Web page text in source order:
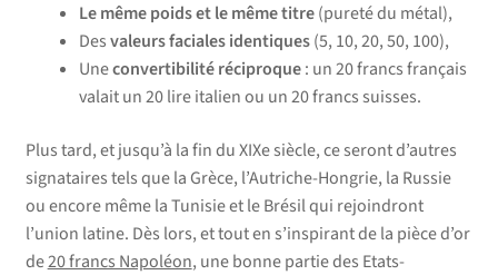
Le même poids et le même titre(pureté du métal),
Desvaleurs faciales identiques(5, 10, 20, 50, 100),
Uneconvertibilité réciproque: un 20 francs français
valait un 20 lire italien ou un 20 francs suisses.
Plus tard, et jusqu’à la fin du XIXe siècle, ce seront d’autres
signataires tels que la Grèce, l’Autriche-Hongrie, la Russie
ou encore même la Tunisie et le Brésil qui rejoindront
l’union latine. Dès lors, et tout en s’inspirant de la pièce d’or
de20 francs Napoléon, une bonne partie des Etats-